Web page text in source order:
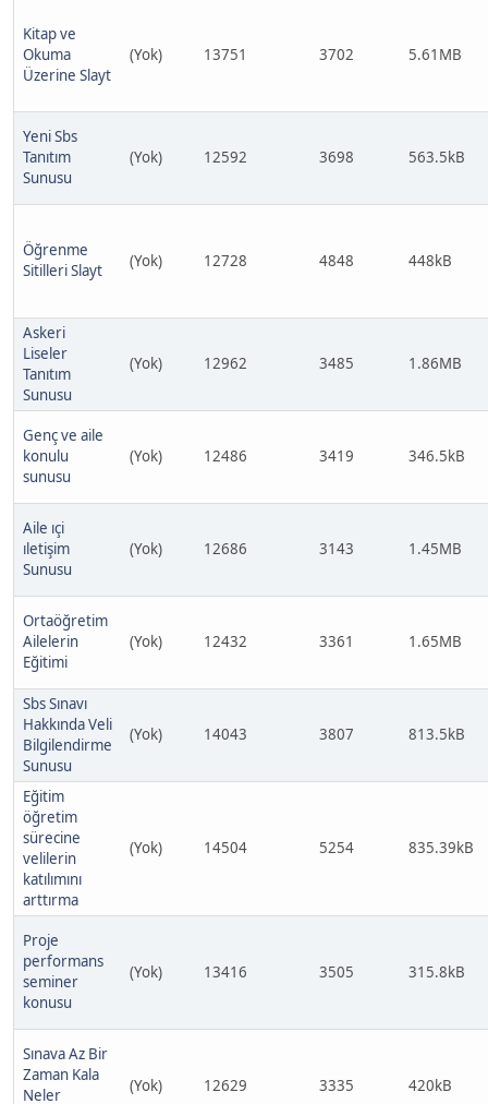
Kitap ve
Okuma
Üzerine Slayt
(Yok) 13751 3702 5.61MB
Yeni Sbs
Tanıtım
Sunusu
(Yok) 12592 3698 563.5kB
Öğrenme
Sitilleri Slayt
(Yok) 12728 4848 448kB
Askeri
Liseler
Tanıtım
Sunusu
(Yok) 12962 3485 1.86MB
Genç ve aile
konulu
sunusu
(Yok) 12486 3419 346.5kB
Aile ıçi
ıletişim
Sunusu
(Yok) 12686 3143 1.45MB
Ortaöğretim
Ailelerin
Eğitimi
(Yok) 12432 3361 1.65MB
Sbs Sınavı
Hakkında Veli
Bilgilendirme
Sunusu
(Yok) 14043 3807 813.5kB
Eğitim
öğretim
sürecine
velilerin
katılımını
arttırma
(Yok) 14504 5254 835.39kB
Proje
performans
seminer
konusu
(Yok) 13416 3505 315.8kB
Sınava Az Bir
Zaman Kala
Neler
(Yok) 12629 3335 420kB